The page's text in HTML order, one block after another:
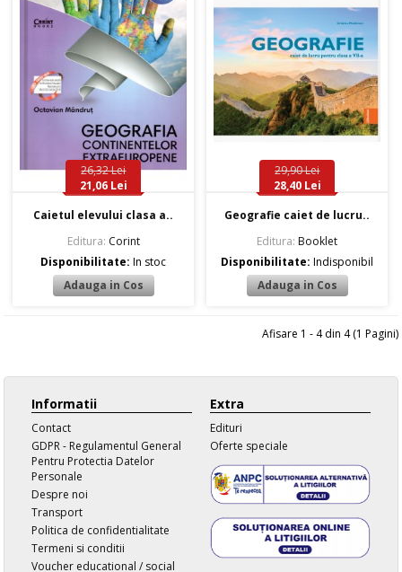
26,32 Lei
21,06 Lei
Caietul elevului clasa a..
Editura: Corint
Disponibilitate:In stoc
29,90 Lei
28,40 Lei
Geografie caiet de lucru..
Editura: Booklet
Disponibilitate:Indisponibil
Afisare 1 - 4 din 4 (1 Pagini)
Informatii
Contact
GDPR - Regulamentul General
Pentru Protectia Datelor
Personale
Despre noi
Transport
Politica de confidentialitate
Termeni si conditii
Voucher educational / social
Extra
Edituri
Oferte speciale